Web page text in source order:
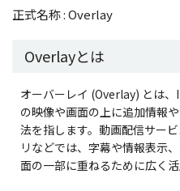
正式名称 : Overlay
Overlayとは
オーバーレイ (Overlay) とは
の映像や画面の上に追加情報
法を指します。動画配信サー
リなどでは、字幕や情報表示
面の一部に重ねるために広く活